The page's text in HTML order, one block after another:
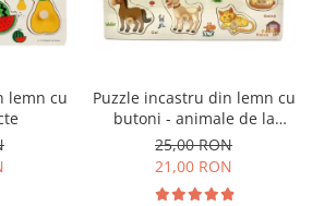
lemn cu
Puzzle incastru din lemn cu
butoni - animale de la
ferma in limba romana
25,00 RON
21,00 RON